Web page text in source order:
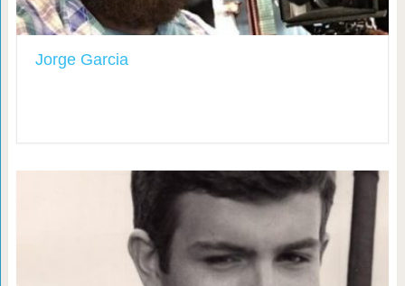
Jorge Garcia